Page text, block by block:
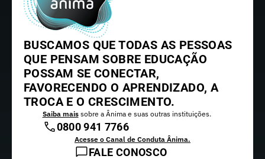
BUSCAMOS QUE TODAS AS PESSOAS
QUE PENSAM SOBRE EDUCAÇÃO
POSSAM SE CONECTAR,
FAVORECENDO O APRENDIZADO, A
TROCA E O CRESCIMENTO.
Saiba maissobre a Ânima e suas outras instituições.
0800 941 7766
Acesse o Canal de Conduta Ânima.
FALE CONOSCO